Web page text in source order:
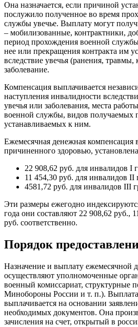
Она назначается, если причиной
послужило полученное во время
службы увечье. Выплату могут
– мобилизованные, контрактники,
период прохождения военной
нее или прекращения контракта им
вследствие увечья (ранения,
заболевание.
Компенсация выплачивается
наступления инвалидности
увечья или заболевания, места
военной службы, видов получаемых
устанавливаемых к ним.
Ежемесячная денежная компенсация
причиненного здоровью,
22 908,62 руб. для инвалидов I
11 454,30 руб. для инвалидов II
4581,72 руб. для инвалидов III
Эти размеры ежегодно
года они составляют 22 908,62 руб.,
руб. соответственно.
Порядок
Назначение и выплату ежемесячной
осуществляют уполномоченные
военный комиссариат, структурные
Минобороны России и т. п.). Выплата
выплачивается на основании
необходимых документов. Она
зачисления на счет, открытый в